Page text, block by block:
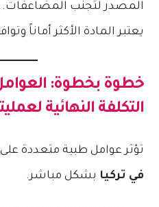
المصدر لتجنب المضاعفات.
يعتبر المادة الأكثر أماناً
خطوة بخطوة:
التكلفة النهائية
تؤثر عوامل طبية متعددة على
في تركيا بشكل مباشر.